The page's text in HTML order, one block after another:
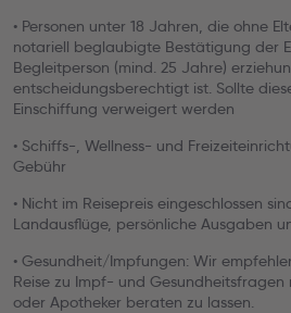
• Personen unter 18 Jahren, die ohne
notariell beglaubigte Bestätigung der
Begleitperson (mind. 25 Jahre)
entscheidungsberechtigt ist. Sollte
Einschiffung verweigert werden
• Schiffs-, Wellness- und
Gebühr
• Nicht im Reisepreis eingeschlossen
Landausflüge, persönliche Ausgaben
• Gesundheit/Impfungen: Wir
Reise zu Impf- und
oder Apotheker beraten zu lassen.